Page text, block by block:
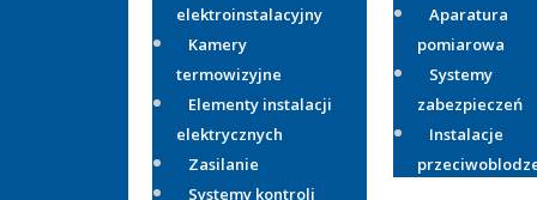
elektroinstalacyjny
Kamery
termowizyjne
Elementy instalacji
elektrycznych
Zasilanie
Systemy kontroli
Aparatura
pomiarowa
Systemy
zabezpieczeń
Instalacje